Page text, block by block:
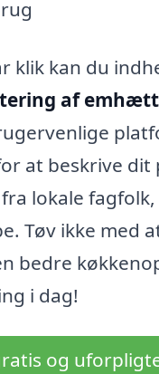
klik kan du
af
at beskrive dit
lokale
Tøv ikke med
bedre
i dag!
og